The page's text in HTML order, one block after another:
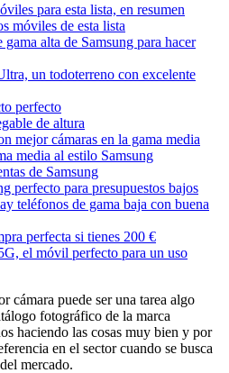
para esta lista, en resumen
móviles de esta lista
alta de Samsung para hacer
un todoterreno con excelente
perfecto
de altura
mejor cámaras en la gama media
media al estilo Samsung
de Samsung
perfecto para presupuestos bajos
teléfonos de gama baja con buena
perfecta si tienes 200 €
el móvil perfecto para un uso
cámara puede ser una tarea algo
fotográfico de la marca
haciendo las cosas muy bien y por
en el sector cuando se busca
mercado.